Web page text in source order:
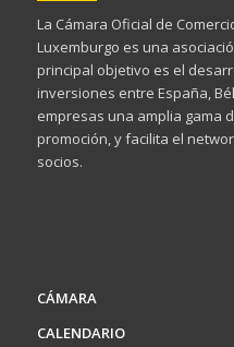
La Cámara Oficial de
Luxemburgo es una
principal objetivo es el
inversiones entre España,
empresas una amplia gama
promoción, y facilita el
socios.
CÁMARA
CALENDARIO